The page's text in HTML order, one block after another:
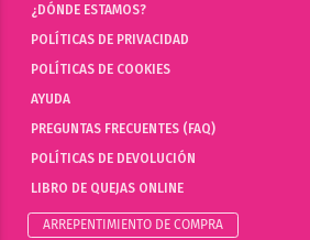
¿DÓNDE ESTAMOS?
POLÍTICAS DE PRIVACIDAD
POLÍTICAS DE COOKIES
AYUDA
PREGUNTAS FRECUENTES (FAQ)
POLÍTICAS DE DEVOLUCIÓN
LIBRO DE QUEJAS ONLINE
ARREPENTIMIENTO DE COMPRA